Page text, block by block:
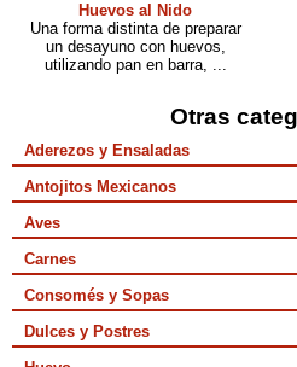
Huevos al Nido
Una forma distinta de preparar
un desayuno con huevos,
utilizando pan en barra, ...
Otras
Aderezos y Ensaladas
Antojitos Mexicanos
Aves
Carnes
Consomés y Sopas
Dulces y Postres